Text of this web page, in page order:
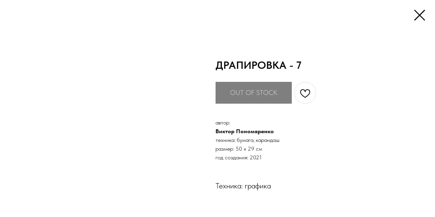
ДРАПИРОВКА - 7
OUT OF STOCK
автор:
Виктор Пономаренко
техника: бумага, карандаш
размер: 50 х 29 см
год создания: 2021
Техника: графика